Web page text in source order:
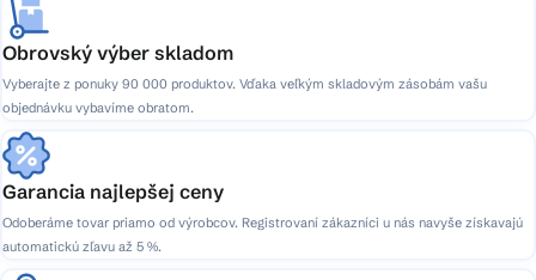
Obrovský výber skladom
Vyberajte z ponuky 90 000 produktov. Vďaka veľkým skladovým zásobám vašu
objednávku vybavíme obratom.
Garancia najlepšej ceny
Odoberáme tovar priamo od výrobcov. Registrovaní zákazníci u nás navyše získavajú
automatickú zľavu až 5 %.